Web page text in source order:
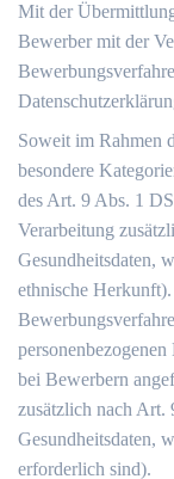
Mit der
Bewerber mit der
Soweit im Rahmen
besondere
des Art. 9 Abs. 1
Verarbeitung
Gesundheitsdaten,
ethnische
bei Bewerbern
zusätzlich nach
Gesundheitsdaten,
erforderlich sind).